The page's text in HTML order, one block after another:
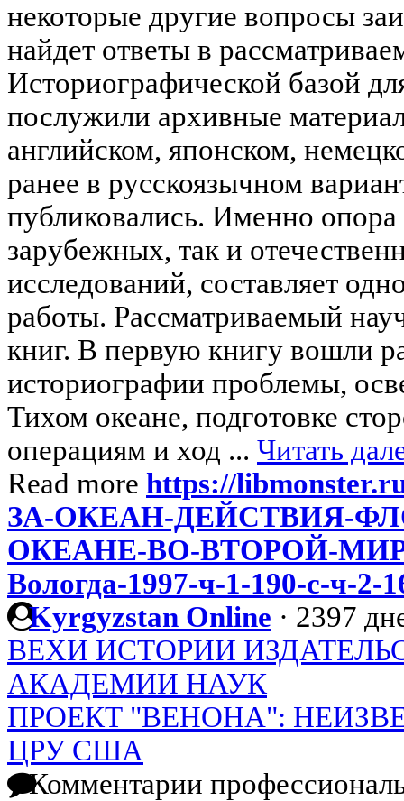
некоторые другие вопросы
найдет ответы в
Историографической базой
послужили архивные
английском, японском,
ранее в русскоязычном
публиковались. Именно
зарубежных, так и
исследований, составляет
работы. Рассматриваемый
книг. В первую книгу вошли
историографии проблемы,
Тихом океане, подготовке
операциям и ход ... Читать
Read more https://
ЗА-ОКЕАН-ДЕЙСТВИЯ-
ОКЕАНЕ-ВО-ВТОРОЙ-
Вологда-1997-ч-1-190-с-ч-2-
Kyrgyzstan Online · 2397
ВЕХИ ИСТОРИИ
АКАДЕМИИ НАУК
ПРОЕКТ "ВЕНОНА":
ЦРУ США
Комментарии